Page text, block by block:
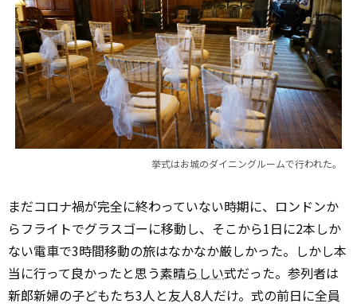
挙式はお城のダイニングルームで行われた。
まだコロナ禍が完全に終わっていない時期に、ロンドンか
らフライトでグラスゴーに移動し、そこから1日に2本しか
ない電車で3時間移動の旅はなかなか厳しかった。しかし本
当に行って良かったと思う素晴らしい式だった。参列者は
新郎新婦の子どもたち3人と友人8人だけ。式の前日に全員